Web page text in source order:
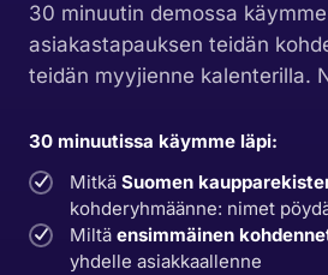
30 minuutin demossa
asiakastapauksen teidän
teidän myyjienne kalenterilla.
30 minuutissa käymme läpi:
Mitkä Suomen
kohderyhmäänne: nimet
Miltä ensimmäinen
yhdelle asiakkaallenne